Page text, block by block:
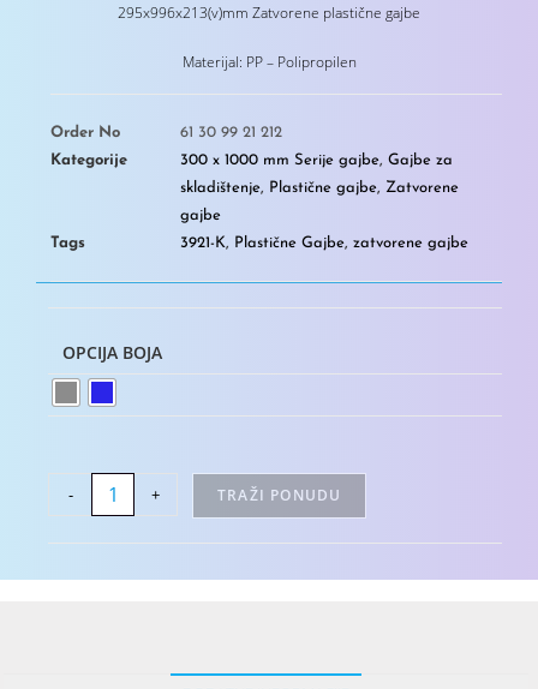
295x996x213(v)mm Zatvorene plastične gajbe
Materijal: PP – Polipropilen
Order No
61 30 99 21 212
Kategorije
300 x 1000 mm Serije gajbe, Gajbe za
skladištenje, Plastične gajbe, Zatvorene
gajbe
Tags
3921-K, Plastične Gajbe, zatvorene gajbe
OPCIJA BOJA
- + TRAŽI PONUDU